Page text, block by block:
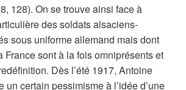
128). On se trouve ainsi face à
des soldats alsaciens-
sous uniforme allemand mais dont
France sont à la fois omniprésents et
Dès l’été 1917, Antoine
un certain pessimisme à l’idée d’une